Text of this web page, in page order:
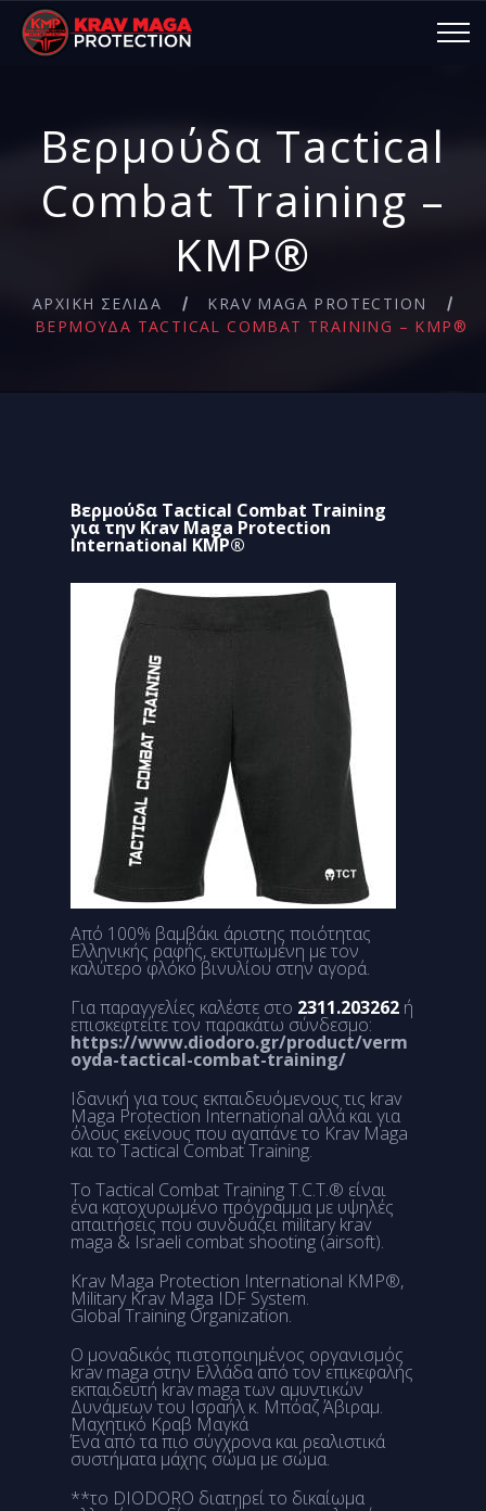
Βερμούδα Tactical
Combat Training –
KMP®
ΑΡΧΙΚΉ ΣΕΛΊΔΑ / KRAV MAGA PROTECTION /
ΒΕΡΜΟΎΔΑ TACTICAL COMBAT TRAINING – KMP®
Βερμούδα Tactical Combat Training
για την Krav Maga Protection
International KMP®
Από 100% βαμβάκι άριστης ποιότητας
Ελληνικής ραφής, εκτυπωμένη με τον
καλύτερο φλόκο βινυλίου στην αγορά.
Για παραγγελίες καλέστε στο 2311.203262 ή
επισκεφτείτε τον παρακάτω σύνδεσμο:
https://www.diodoro.gr/product/verm
oyda-tactical-combat-training/
Ιδανική για τους εκπαιδευόμενους τις krav
Maga Protection International αλλά και για
όλους εκείνους που αγαπάνε το Krav Maga
και το Tactical Combat Training.
Το Tactical Combat Training T.C.T.® είναι
ένα κατοχυρωμένο πρόγραμμα με υψηλές
απαιτήσεις που συνδυάζει military krav
maga & Israeli combat shooting (airsoft).
Krav Maga Protection International KMP®,
Military Krav Maga IDF System.
Global Training Organization.
Ο μοναδικός πιστοποιημένος οργανισμός
krav maga στην Ελλάδα από τον επικεφαλής
εκπαιδευτή krav maga των αμυντικών
Δυνάμεων του Ισραήλ κ. Μπόαζ Άβιραμ.
Μαχητικό Κραβ Μαγκά
Ένα από τα πιο σύγχρονα και ρεαλιστικά
συστήματα μάχης σώμα με σώμα.
**το DIODORO διατηρεί το δικαίωμα